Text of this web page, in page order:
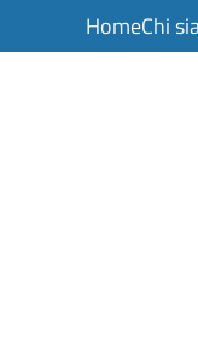
HomeChi